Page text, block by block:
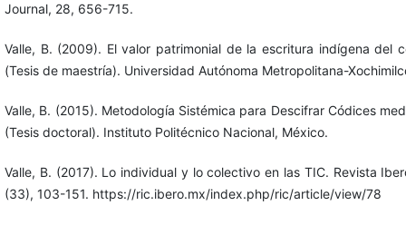
Journal, 28, 656-715.
Valle, B. (2009). El valor patrimonial de la escritura indígena del
(Tesis de maestría). Universidad Autónoma Metropolitana-
Valle, B. (2015). Metodología Sistémica para Descifrar Códices
(Tesis doctoral). Instituto Politécnico Nacional, México.
Valle, B. (2017). Lo individual y lo colectivo en las TIC. Revista
(33), 103-151. https://ric.ibero.mx/index.php/ric/article/view/78